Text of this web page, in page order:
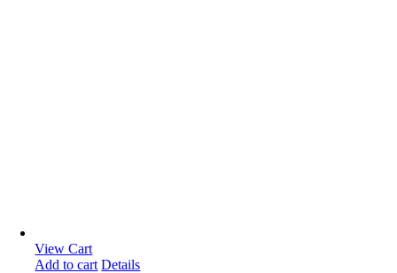
View Cart
Add to cart Details